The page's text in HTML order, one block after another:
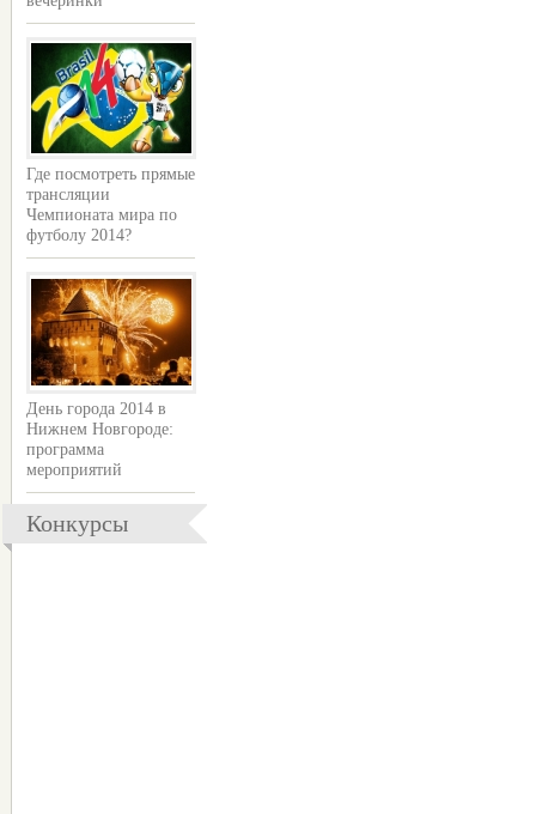
Где посмотреть прямые
трансляции
Чемпионата мира по
футболу 2014?
День города 2014 в
Нижнем Новгороде:
программа
мероприятий
Конкурсы